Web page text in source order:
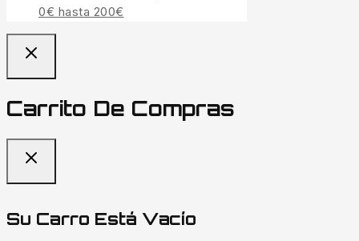
0€ hasta 200€
Carrito De Compras
Su Carro Está Vacío